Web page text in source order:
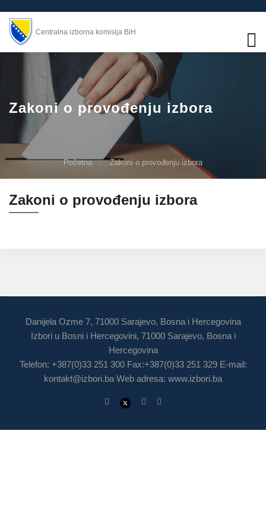
Centralna izborna komisija BiH
Zakoni o provođenju izbora
Početna Zakoni o provođenju izbora
Zakoni o provođenju izbora
Danijela Ozme 7, 71000 Sarajevo, Bosna i Hercegovina
Izbori u Bosni i Hercegovini, 71000 Sarajevo, Bosna i
Hercegovina
Telefon: +387(0)33 251 300 Fax:+387(0)33 251 329 E-mail:
kontakt@izbori.ba Web adresa: www.izbori.ba